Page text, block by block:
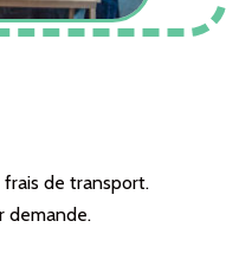
de transport.
demande.